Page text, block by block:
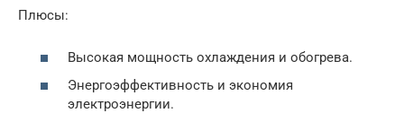
Плюсы:
Высокая мощность охлаждения и обогрева.
Энергоэффективность и экономия
электроэнергии.